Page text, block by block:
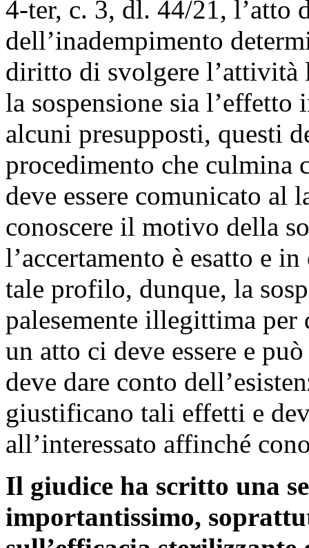
4-ter, c. 3, dl. 44/21, l’atto
dell’inadempimento
diritto di svolgere l’attività
la sospensione sia
alcuni presupposti, questi
procedimento che culmina
deve essere comunicato al
conoscere il motivo della
l’accertamento è esatto e
tale profilo, dunque, la
palesemente illegittima
un atto ci deve essere e
deve dare conto
giustificano tali effetti e
all’interessato affinché
Il giudice ha scritto una
importantissimo,